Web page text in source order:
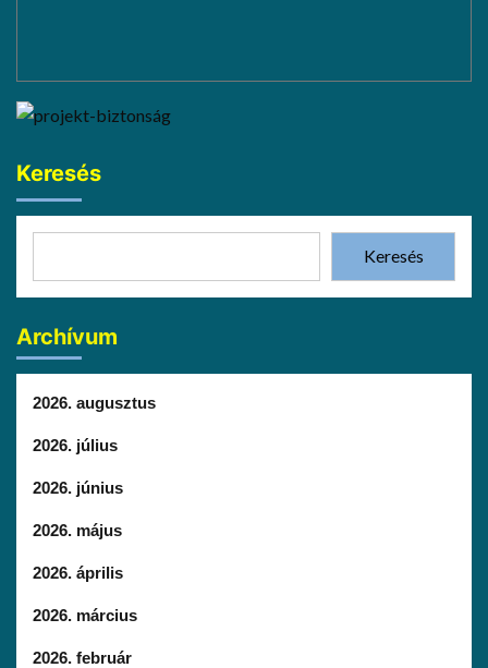
Keresés
Keresés
Archívum
2026. augusztus
2026. július
2026. június
2026. május
2026. április
2026. március
2026. február